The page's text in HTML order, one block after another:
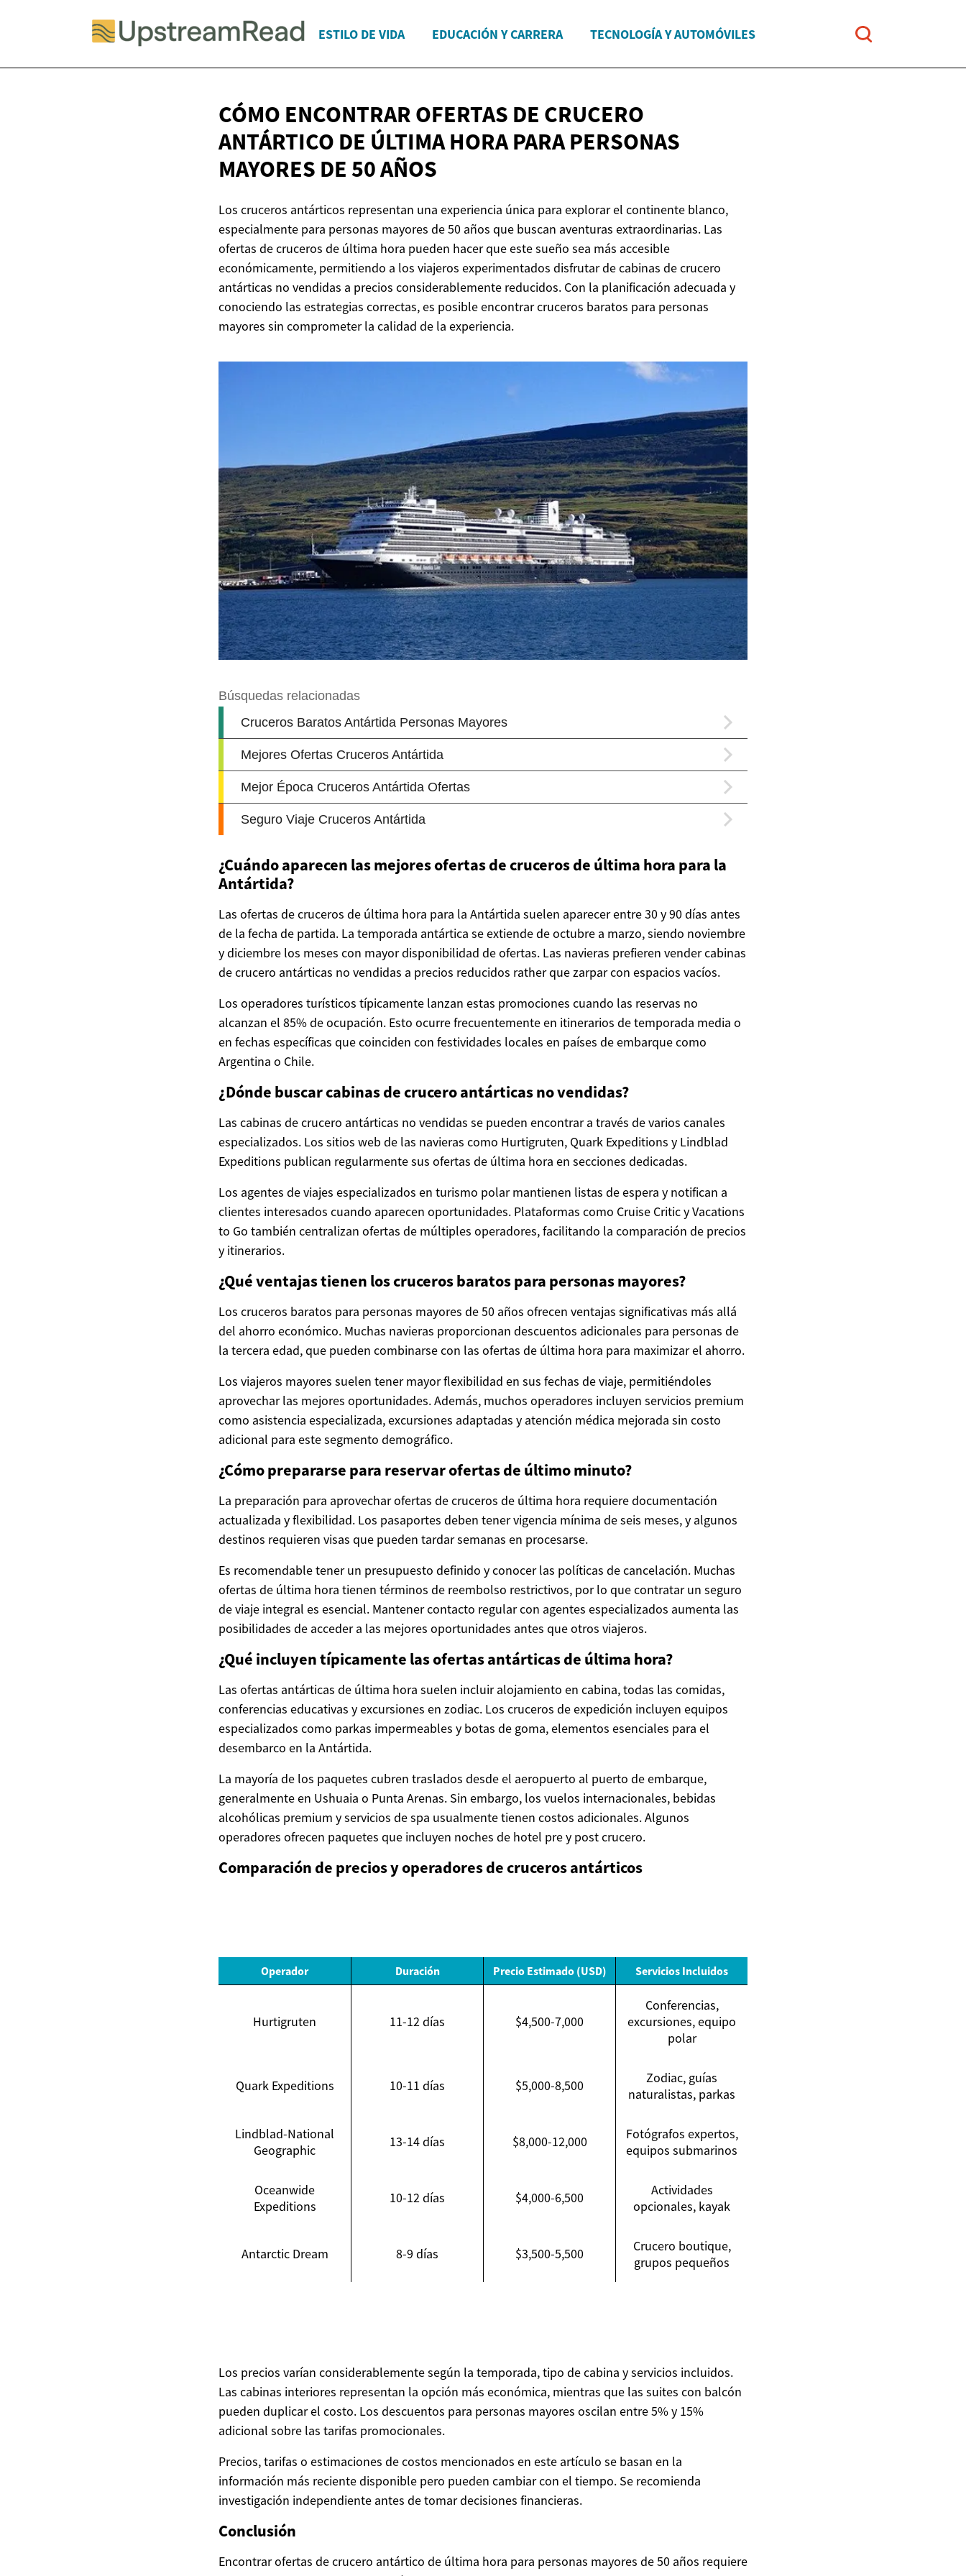
ESTILO DE VIDA EDUCACIÓN Y CARRERA TECNOLOGÍA Y AUTOMÓVILES
CÓMO ENCONTRAR OFERTAS DE CRUCERO
ANTÁRTICO DE ÚLTIMA HORA PARA PERSONAS
MAYORES DE 50 AÑOS
Los cruceros antárticos representan una experiencia única para explorar el continente blanco,
especialmente para personas mayores de 50 años que buscan aventuras extraordinarias. Las
ofertas de cruceros de última hora pueden hacer que este sueño sea más accesible
económicamente, permitiendo a los viajeros experimentados disfrutar de cabinas de crucero
antárticas no vendidas a precios considerablemente reducidos. Con la planificación adecuada y
conociendo las estrategias correctas, es posible encontrar cruceros baratos para personas
mayores sin comprometer la calidad de la experiencia.
¿Cuándo aparecen las mejores ofertas de cruceros de última hora para la
Antártida?
Las ofertas de cruceros de última hora para la Antártida suelen aparecer entre 30 y 90 días antes
de la fecha de partida. La temporada antártica se extiende de octubre a marzo, siendo noviembre
y diciembre los meses con mayor disponibilidad de ofertas. Las navieras prefieren vender cabinas
de crucero antárticas no vendidas a precios reducidos rather que zarpar con espacios vacíos.
Los operadores turísticos típicamente lanzan estas promociones cuando las reservas no
alcanzan el 85% de ocupación. Esto ocurre frecuentemente en itinerarios de temporada media o
en fechas específicas que coinciden con festividades locales en países de embarque como
Argentina o Chile.
¿Dónde buscar cabinas de crucero antárticas no vendidas?
Las cabinas de crucero antárticas no vendidas se pueden encontrar a través de varios canales
especializados. Los sitios web de las navieras como Hurtigruten, Quark Expeditions y Lindblad
Expeditions publican regularmente sus ofertas de última hora en secciones dedicadas.
Los agentes de viajes especializados en turismo polar mantienen listas de espera y notifican a
clientes interesados cuando aparecen oportunidades. Plataformas como Cruise Critic y Vacations
to Go también centralizan ofertas de múltiples operadores, facilitando la comparación de precios
y itinerarios.
¿Qué ventajas tienen los cruceros baratos para personas mayores?
Los cruceros baratos para personas mayores de 50 años ofrecen ventajas significativas más allá
del ahorro económico. Muchas navieras proporcionan descuentos adicionales para personas de
la tercera edad, que pueden combinarse con las ofertas de última hora para maximizar el ahorro.
Los viajeros mayores suelen tener mayor flexibilidad en sus fechas de viaje, permitiéndoles
aprovechar las mejores oportunidades. Además, muchos operadores incluyen servicios premium
como asistencia especializada, excursiones adaptadas y atención médica mejorada sin costo
adicional para este segmento demográfico.
¿Cómo prepararse para reservar ofertas de último minuto?
La preparación para aprovechar ofertas de cruceros de última hora requiere documentación
actualizada y flexibilidad. Los pasaportes deben tener vigencia mínima de seis meses, y algunos
destinos requieren visas que pueden tardar semanas en procesarse.
Es recomendable tener un presupuesto definido y conocer las políticas de cancelación. Muchas
ofertas de última hora tienen términos de reembolso restrictivos, por lo que contratar un seguro
de viaje integral es esencial. Mantener contacto regular con agentes especializados aumenta las
posibilidades de acceder a las mejores oportunidades antes que otros viajeros.
¿Qué incluyen típicamente las ofertas antárticas de última hora?
Las ofertas antárticas de última hora suelen incluir alojamiento en cabina, todas las comidas,
conferencias educativas y excursiones en zodiac. Los cruceros de expedición incluyen equipos
especializados como parkas impermeables y botas de goma, elementos esenciales para el
desembarco en la Antártida.
La mayoría de los paquetes cubren traslados desde el aeropuerto al puerto de embarque,
generalmente en Ushuaia o Punta Arenas. Sin embargo, los vuelos internacionales, bebidas
alcohólicas premium y servicios de spa usualmente tienen costos adicionales. Algunos
operadores ofrecen paquetes que incluyen noches de hotel pre y post crucero.
Comparación de precios y operadores de cruceros antárticos
Operador Duración Precio Estimado (USD) Servicios Incluidos
Hurtigruten 11-12 días $4,500-7,000
Conferencias,
excursiones, equipo
polar
Quark Expeditions 10-11 días $5,000-8,500
Zodiac, guías
naturalistas, parkas
Lindblad-National
Geographic
13-14 días $8,000-12,000
Fotógrafos expertos,
equipos submarinos
Oceanwide
Expeditions
10-12 días $4,000-6,500
Actividades
opcionales, kayak
Antarctic Dream 8-9 días $3,500-5,500
Crucero boutique,
grupos pequeños
Los precios varían considerablemente según la temporada, tipo de cabina y servicios incluidos.
Las cabinas interiores representan la opción más económica, mientras que las suites con balcón
pueden duplicar el costo. Los descuentos para personas mayores oscilan entre 5% y 15%
adicional sobre las tarifas promocionales.
Precios, tarifas o estimaciones de costos mencionados en este artículo se basan en la
información más reciente disponible pero pueden cambiar con el tiempo. Se recomienda
investigación independiente antes de tomar decisiones financieras.
Conclusión
Encontrar ofertas de crucero antártico de última hora para personas mayores de 50 años requiere